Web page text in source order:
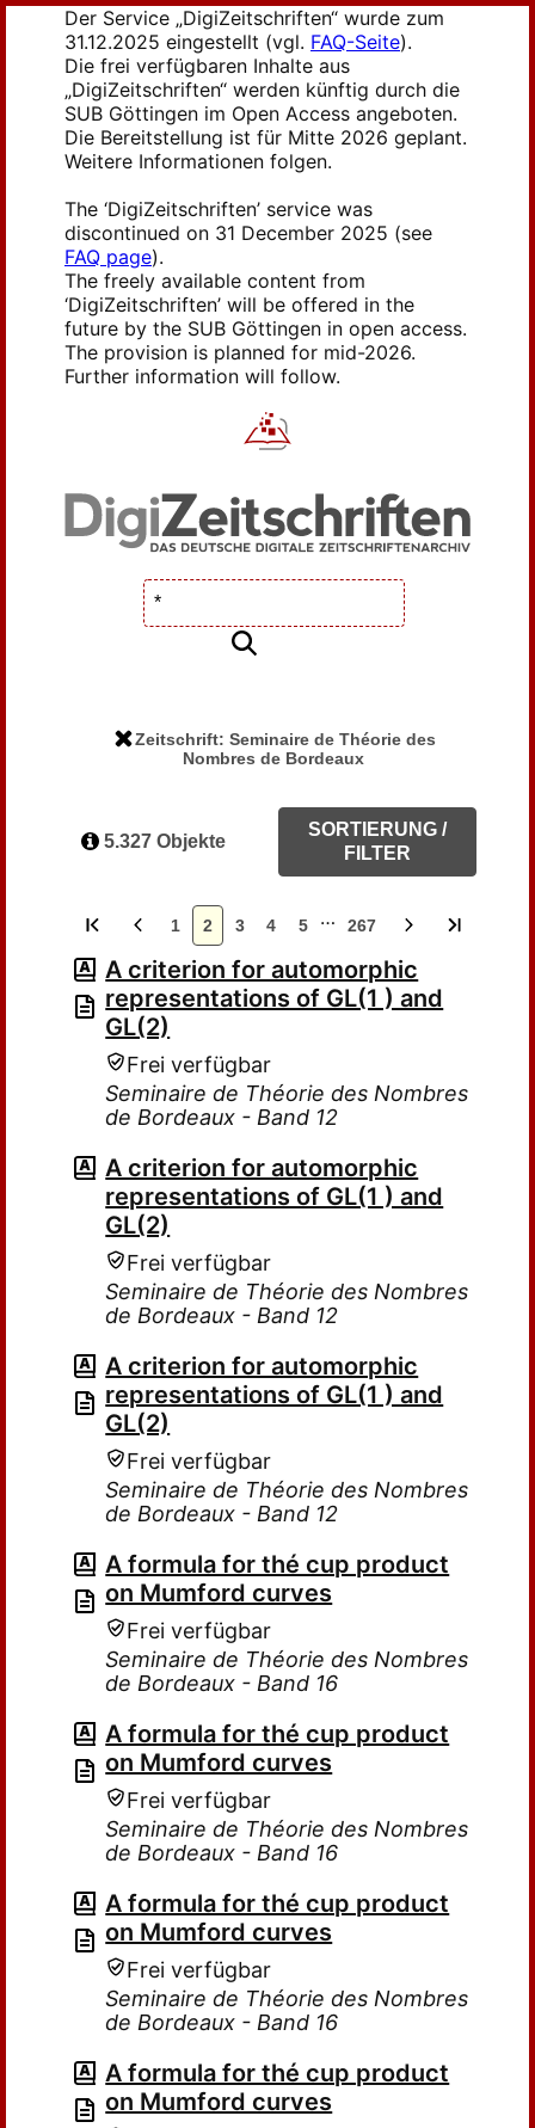
Der Service „DigiZeitschriften“ wurde zum
31.12.2025 eingestellt (vgl. FAQ-Seite).
Die frei verfügbaren Inhalte aus
„DigiZeitschriften“ werden künftig durch die
SUB Göttingen im Open Access angeboten.
Die Bereitstellung ist für Mitte 2026 geplant.
Weitere Informationen folgen.
The ‘DigiZeitschriften’ service was
discontinued on 31 December 2025 (see
FAQ page).
The freely available content from
‘DigiZeitschriften’ will be offered in the
future by the SUB Göttingen in open access.
The provision is planned for mid-2026.
Further information will follow.
Zeitschrift: Seminaire de Théorie des
Nombres de Bordeaux
5.327 Objekte
SORTIERUNG /
FILTER
1 2 3 4 5 … 267
A criterion for automorphic
representations of GL(1 ) and
GL(2)
Frei verfügbar
Seminaire de Théorie des Nombres
de Bordeaux - Band 12
A criterion for automorphic
representations of GL(1 ) and
GL(2)
Frei verfügbar
Seminaire de Théorie des Nombres
de Bordeaux - Band 12
A criterion for automorphic
representations of GL(1 ) and
GL(2)
Frei verfügbar
Seminaire de Théorie des Nombres
de Bordeaux - Band 12
A formula for thé cup product
on Mumford curves
Frei verfügbar
Seminaire de Théorie des Nombres
de Bordeaux - Band 16
A formula for thé cup product
on Mumford curves
Frei verfügbar
Seminaire de Théorie des Nombres
de Bordeaux - Band 16
A formula for thé cup product
on Mumford curves
Frei verfügbar
Seminaire de Théorie des Nombres
de Bordeaux - Band 16
A formula for thé cup product
on Mumford curves